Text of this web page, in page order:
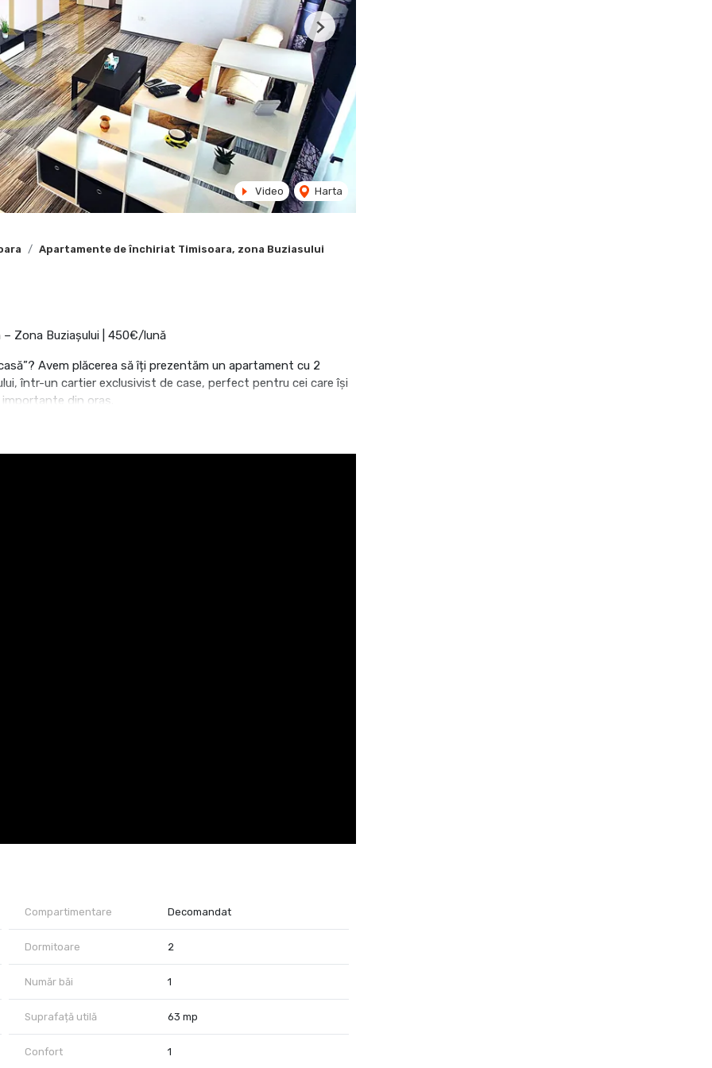
Video Harta
Next
Apartamente de închiriat Timisoara, zona Buziasului
Zona Buziașului | 450€/lună
Avem plăcerea să îți prezentăm un apartament cu 2
într-un cartier exclusivist de case, perfect pentru cei care își
din oraș.
grădinițe, mijloace de transport în comun
Compartimentare Decomandat
Dormitoare 2
Număr băi 1
Suprafață utilă 63 mp
Confort 1